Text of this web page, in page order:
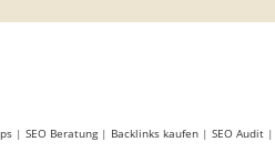
| SEO Beratung| Backlinks kaufen| SEO Audit|